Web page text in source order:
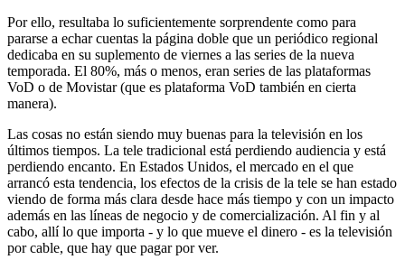
Por ello, resultaba lo suficientemente sorprendente como para
pararse a echar cuentas la página doble que un periódico regional
dedicaba en su suplemento de viernes a las series de la nueva
temporada. El 80%, más o menos, eran series de las plataformas
VoD o de Movistar (que es plataforma VoD también en cierta
manera).
Las cosas no están siendo muy buenas para la televisión en los
últimos tiempos. La tele tradicional está perdiendo audiencia y está
perdiendo encanto. En Estados Unidos, el mercado en el que
arrancó esta tendencia, los efectos de la crisis de la tele se han estado
viendo de forma más clara desde hace más tiempo y con un impacto
además en las líneas de negocio y de comercialización. Al fin y al
cabo, allí lo que importa - y lo que mueve el dinero - es la televisión
por cable, que hay que pagar por ver.